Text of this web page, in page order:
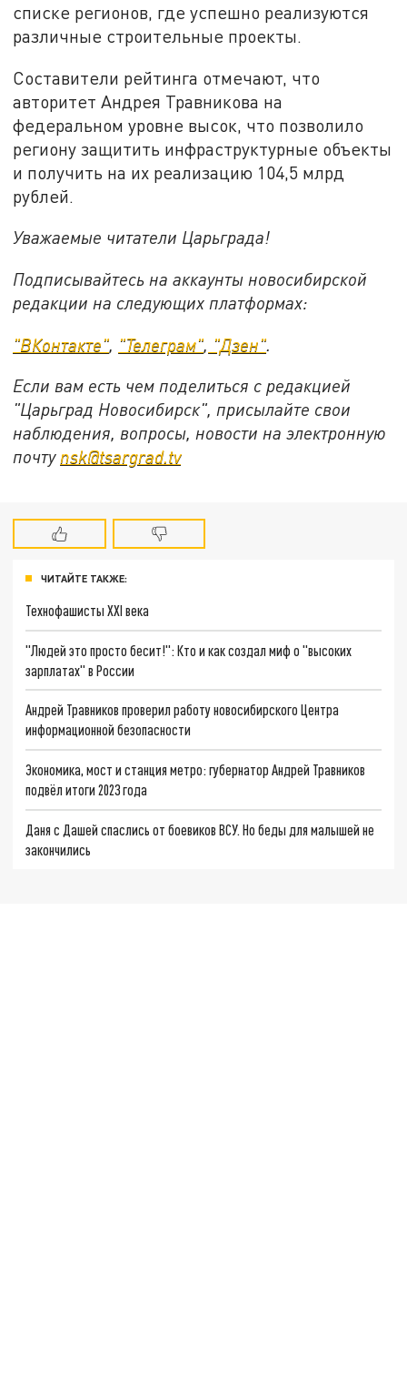
списке регионов, где успешно реализуются
различные строительные проекты.
Составители рейтинга отмечают, что
авторитет Андрея Травникова на
федеральном уровне высок, что позволило
региону защитить инфраструктурные объекты
и получить на их реализацию 104,5 млрд
рублей.
Уважаемые читатели Царьграда!
Подписывайтесь на аккаунты новосибирской
редакции на следующих платформах:
"ВКонтакте" "Телеграм" "Дзен"
Если вам есть чем поделиться с редакцией
"Царьград Новосибирск", присылайте свои
наблюдения, вопросы, новости на электронную
почту nsk@tsargrad.tv
ЧИТАЙТЕ ТАКЖЕ:
Технофашисты XXI века
"Людей это просто бесит!": Кто и как создал миф о "высоких
зарплатах" в России
Андрей Травников проверил работу новосибирского Центра
информационной безопасности
Экономика, мост и станция метро: губернатор Андрей Травников
подвёл итоги 2023 года
Даня с Дашей спаслись от боевиков ВСУ. Но беды для малышей не
закончились